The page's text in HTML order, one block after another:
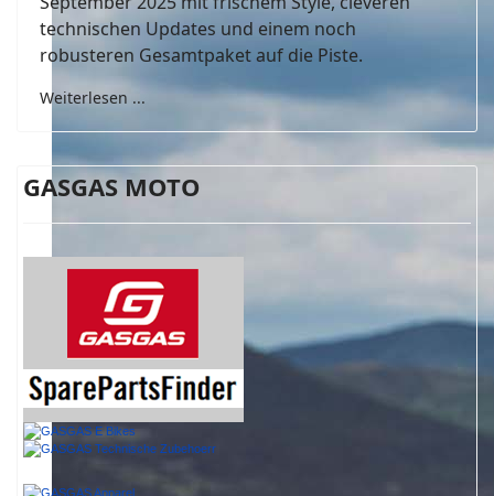
technischen Updates und einem noch
robusteren Gesamtpaket auf die Piste.
Weiterlesen ...
GASGAS MOTO